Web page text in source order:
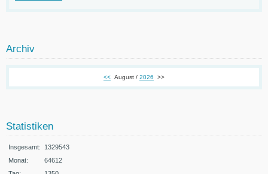
Archiv
<< August / 2026 >>
Statistiken
Insgesamt: 1329543
Monat:
64612